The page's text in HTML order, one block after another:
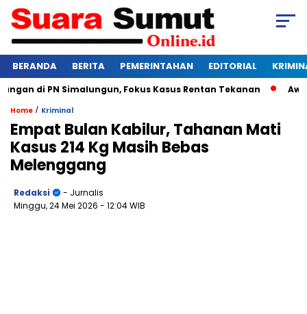
BERANDA BERITA PEMERINTAHAN EDITORIAL
di PN Simalungun, Fokus Kasus Rentan Tekanan Awas
Home / Kriminal
Empat Bulan Kabilur, Tahanan Mati
Kasus 214 Kg Masih Bebas
Melenggang
Redaksi
- Jurnalis
Minggu, 24 Mei 2026 - 12:04 WIB